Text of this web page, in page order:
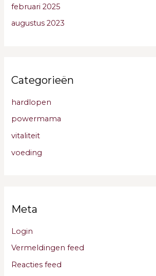
februari 2025
augustus 2023
Categorieën
hardlopen
powermama
vitaliteit
voeding
Meta
Login
Vermeldingen feed
Reacties feed